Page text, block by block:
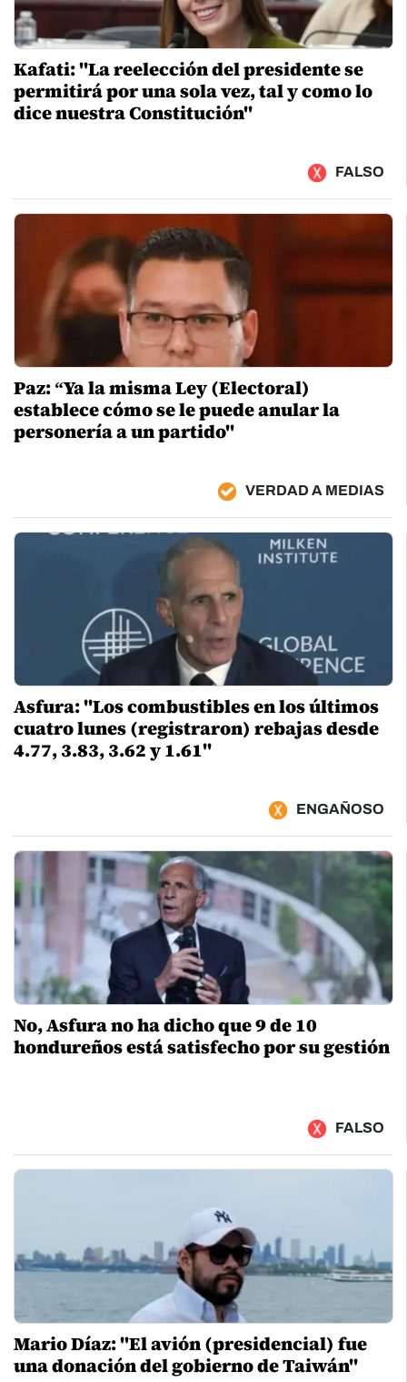
Kafati: "La reelección del presidente se
permitirá por una sola vez, tal y como lo
dice nuestra Constitución"
FALSO
Paz: “Ya la misma Ley (Electoral)
establece cómo se le puede anular la
personería a un partido"
VERDAD A MEDIAS
Asfura: "Los combustibles en los últimos
cuatro lunes (registraron) rebajas desde
4.77, 3.83, 3.62 y 1.61"
ENGAÑOSO
No, Asfura no ha dicho que 9 de 10
hondureños está satisfecho por su gestión
FALSO
Mario Díaz: "El avión (presidencial) fue
una donación del gobierno de Taiwán"